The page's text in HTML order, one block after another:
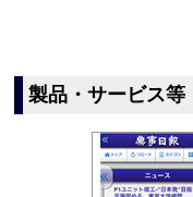
製品・サービス等